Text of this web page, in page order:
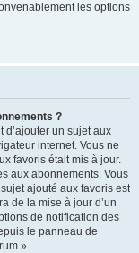
les options
?
d’ajouter un sujet aux
internet. Vous ne
favoris était mis à jour.
aux abonnements. Vous
ajouté aux favoris est
de la mise à jour d’un
de notification des
le panneau de
».